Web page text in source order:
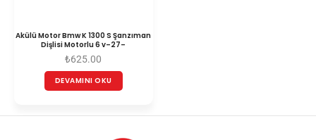
Akülü Motor Bmw K 1300 S Şanzıman
Dişlisi Motorlu 6 v–27–
₺625.00
DEVAMINI OKU